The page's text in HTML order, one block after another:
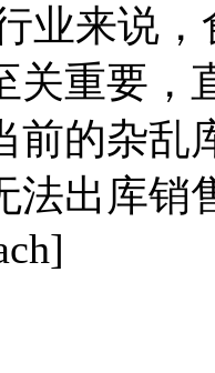
业来说
关重要，
前的杂乱
法出库销